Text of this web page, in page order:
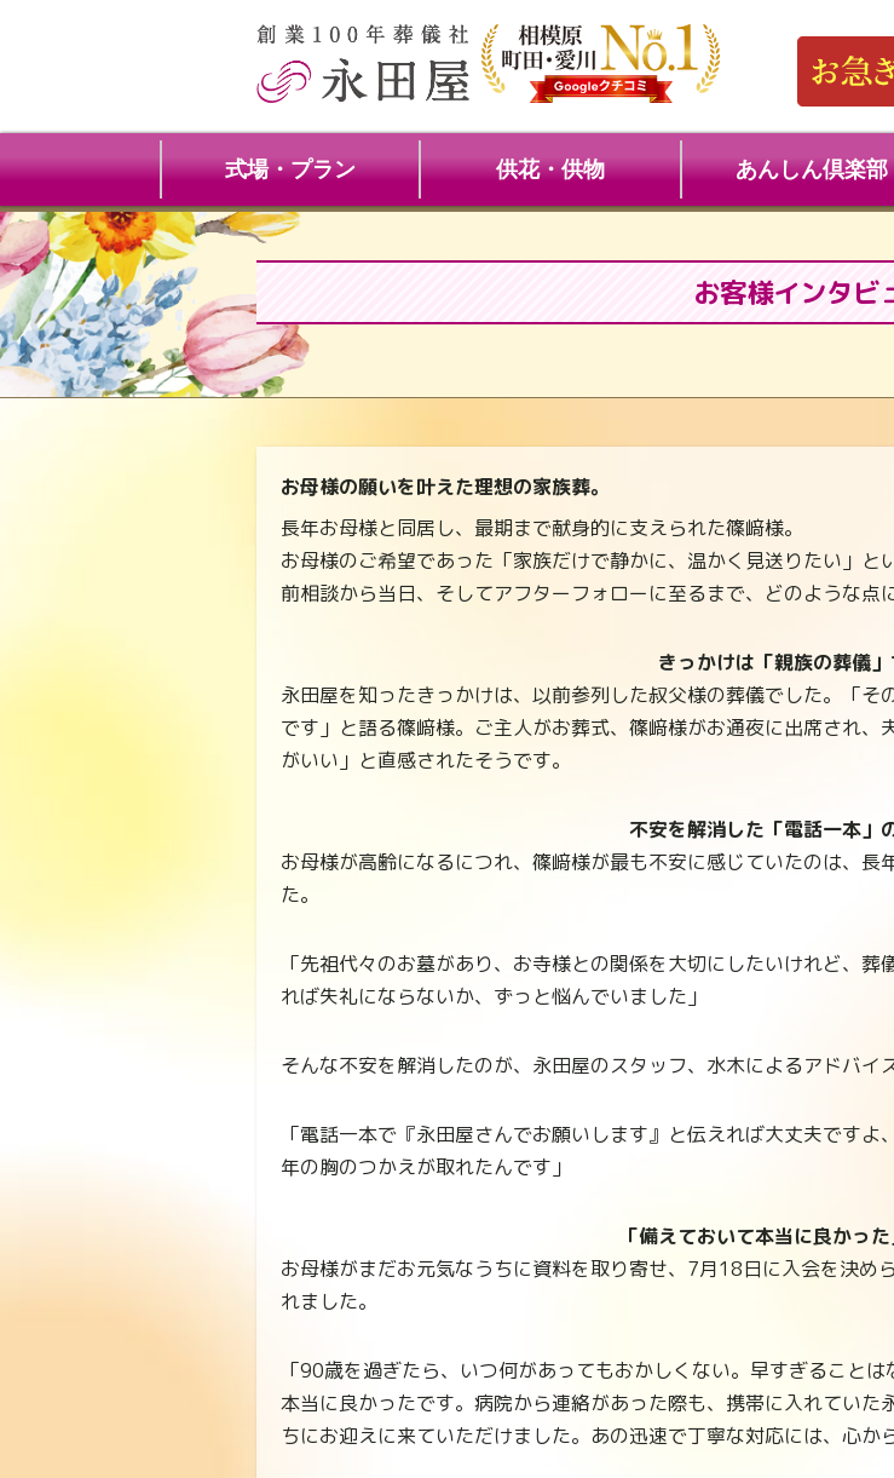
式場・プラン 供花・供物 あんしん倶楽部
お客様インタビ
お母様の願いを叶えた理想の家族葬。
長年お母様と同居し、最期まで献身的に支えられた篠﨑様。
お母様のご希望であった「家族だけで静かに、温かく見送りたい」
前相談から当日、そしてアフターフォローに至るまで、どのような点
きっかけは「親族の葬儀
永田屋を知ったきっかけは、以前参列した叔父様の葬儀でした。「
です」と語る篠﨑様。ご主人がお葬式、篠﨑様がお通夜に出席され
がいい」と直感されたそうです。
不安を解消した「電話一本」
お母様が高齢になるにつれ、篠﨑様が最も不安に感じていたのは、
た。
「先祖代々のお墓があり、お寺様との関係を大切にしたいけれど、
れば失礼にならないか、ずっと悩んでいました」
そんな不安を解消したのが、永田屋のスタッフ、水木によるアドバイ
「電話一本で『永田屋さんでお願いします』と伝えれば大丈夫です
年の胸のつかえが取れたんです」
「備えておいて本当に良かっ
お母様がまだお元気なうちに資料を取り寄せ、7月18日に入会を決め
れました。
「90歳を過ぎたら、いつ何があってもおかしくない。早すぎること
本当に良かったです。病院から連絡があった際も、携帯に入れてい
ちにお迎えに来ていただけました。あの迅速で丁寧な対応には、心か